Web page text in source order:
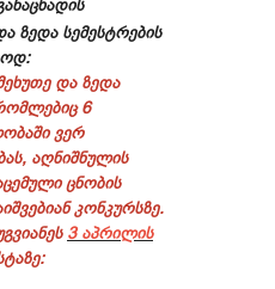
ზედა სემესტრების
და ზედა
6
ვერ
აღნიშნულის
ცნობის
კონკურსზე.
3 აპრილის